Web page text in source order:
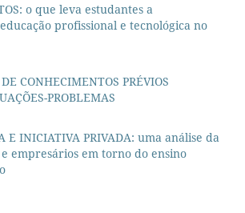
o que leva estudantes a
profissional e tecnológica no
CONHECIMENTOS PRÉVIOS
PROBLEMAS
E INICIATIVA PRIVADA: uma análise da
empresários em torno do ensino